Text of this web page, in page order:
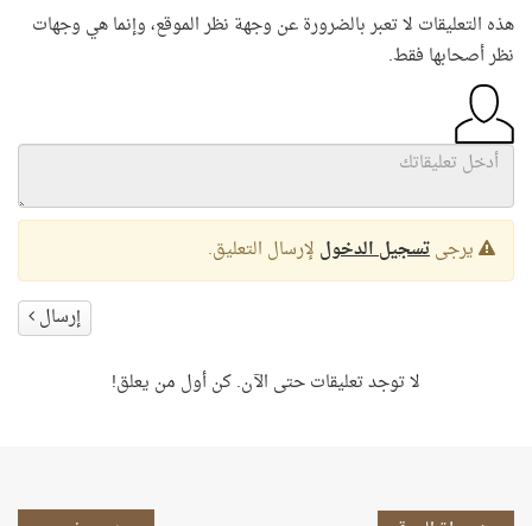
هذه التعليقات لا تعبر بالضرورة عن وجهة نظر الموقع، وإنما هي وجهات
نظر أصحابها فقط.
يرجىتسجيل الدخول لإرسال التعليق.
إرسال
لا توجد تعليقات حتى الآن. كن أول من يعلق!